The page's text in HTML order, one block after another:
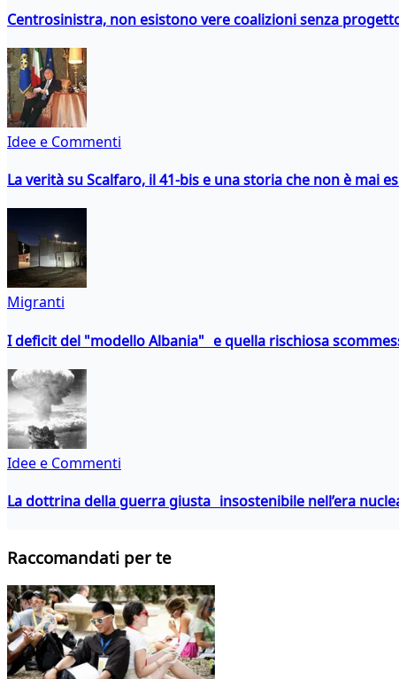
Centrosinistra, non esistono vere coalizioni senza
Idee e Commenti
La verità su Scalfaro, il 41-bis e una storia che non è mai
Migranti
I deficit del "modello Albania" e quella rischiosa
Idee e Commenti
La dottrina della guerra giusta insostenibile nell’era
Raccomandati per te